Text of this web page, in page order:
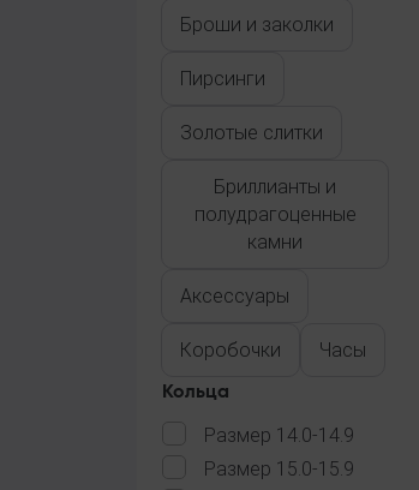
Броши и заколки
Пирсинги
Золотые слитки
Бриллианты и
полудрагоценные
камни
Аксессуары
Коробочки Часы
Кольца
Размер 14.0-14.9
Размер 15.0-15.9